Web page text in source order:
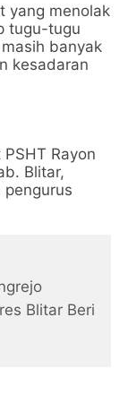
yang menolak
tugu-tugu
banyak
kesadaran
Rayon
Blitar,
Blitar Beri